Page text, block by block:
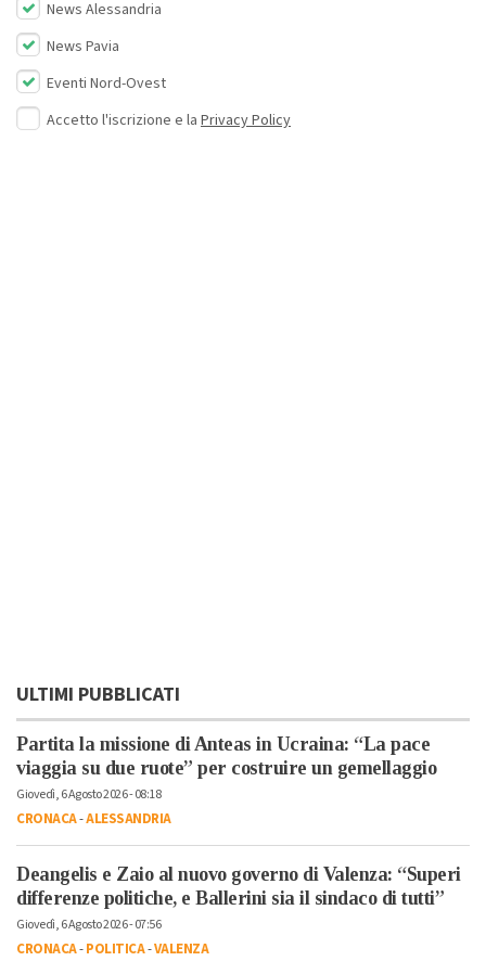
News Alessandria
News Pavia
Eventi Nord-Ovest
Accetto l'iscrizione e la Privacy Policy
ULTIMI PUBBLICATI
Partita la missione di Anteas in Ucraina: “La pace
viaggia su due ruote” per costruire un gemellaggio
Giovedì, 6 Agosto 2026 - 08:18
CRONACA-ALESSANDRIA
Deangelis e Zaio al nuovo governo di Valenza: “Superi
differenze politiche, e Ballerini sia il sindaco di tutti”
Giovedì, 6 Agosto 2026 - 07:56
CRONACA-POLITICA-VALENZA